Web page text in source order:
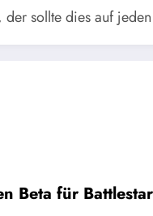
sollte dies auf
Beta für